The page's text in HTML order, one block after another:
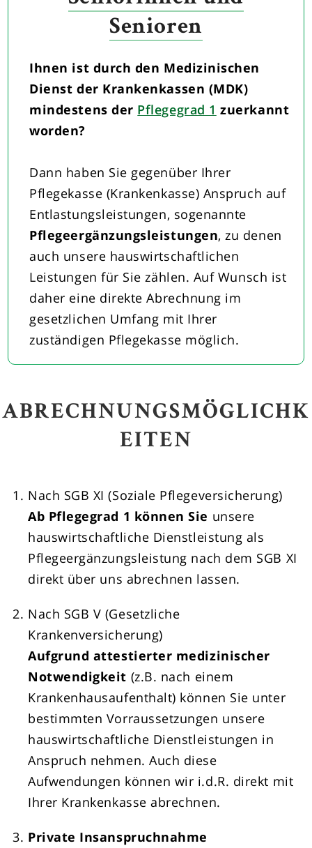
Senioren
Ihnen ist durch den Medizinischen
Dienst der Krankenkassen (MDK)
mindestens der Pflegegrad 1 zuerkannt
worden?
Dann haben Sie gegenüber Ihrer
Pflegekasse (Krankenkasse) Anspruch auf
Entlastungsleistungen, sogenannte
Pflegeergänzungsleistungen, zu denen
auch unsere hauswirtschaftlichen
Leistungen für Sie zählen. Auf Wunsch ist
daher eine direkte Abrechnung im
gesetzlichen Umfang mit Ihrer
zuständigen Pflegekasse möglich.
ABRECHNUNGSMÖGLICHK
EITEN
Nach SGB XI (Soziale Pflegeversicherung)
Ab Pflegegrad 1 können Sie unsere
hauswirtschaftliche Dienstleistung als
Pflegeergänzungsleistung nach dem SGB XI
direkt über uns abrechnen lassen.
Nach SGB V (Gesetzliche
Krankenversicherung)
Aufgrund attestierter medizinischer
Notwendigkeit (z.B. nach einem
Krankenhausaufenthalt) können Sie unter
bestimmten Vorraussetzungen unsere
hauswirtschaftliche Dienstleistungen in
Anspruch nehmen. Auch diese
Aufwendungen können wir i.d.R. direkt mit
Ihrer Krankenkasse abrechnen.
Private Insanspruchnahme